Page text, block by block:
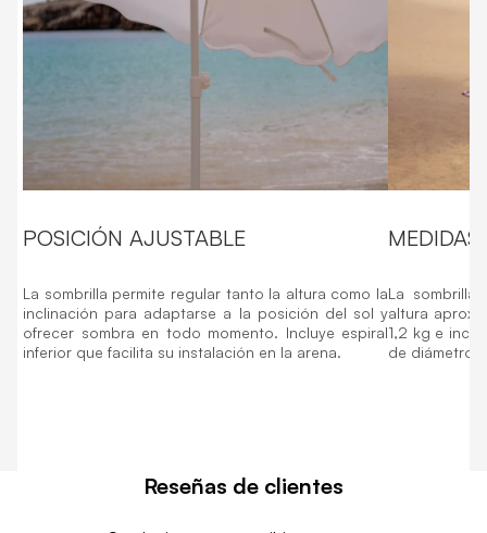
POSICIÓN AJUSTABLE
La sombrilla permite regular tanto la altura como la
inclinación para adaptarse a la posición del sol y
ofrecer sombra en todo momento. Incluye espiral
inferior que facilita su instalación en la arena.
MEDIDAS
La
altura
1,2 kg e
de diámetro
Reseñas de clientes